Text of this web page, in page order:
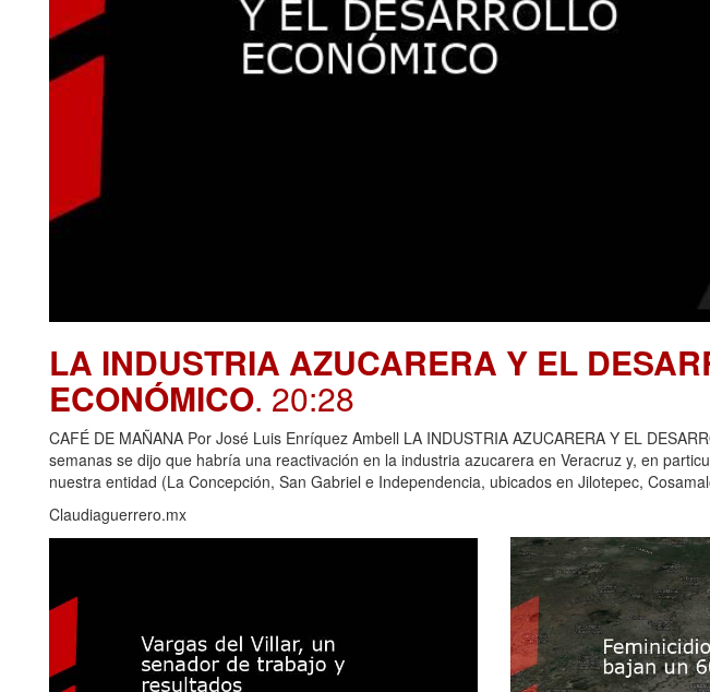
LA INDUSTRIA AZUCARERA Y EL
ECONÓMICO. 20:28
CAFÉ DE MAÑANA Por José Luis Enríquez Ambell LA INDUSTRIA AZUCARERA Y EL
semanas se dijo que habría una reactivación en la industria azucarera en Veracruz y, en
nuestra entidad (La Concepción, San Gabriel e Independencia, ubicados en Jilotepec,
Claudiaguerrero.mx